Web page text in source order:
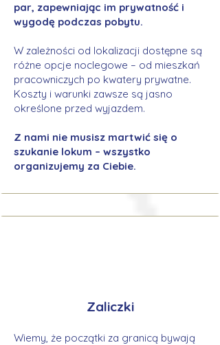
par, zapewniając im prywatność i
wygodę podczas pobytu.
W zależności od lokalizacji dostępne są
różne opcje noclegowe – od mieszkań
pracowniczych po kwatery prywatne.
Koszty i warunki zawsze są jasno
określone przed wyjazdem.
Z nami nie musisz martwić się o
szukanie lokum – wszystko
organizujemy za Ciebie.
Zaliczki
Wiemy, że początki za granicą bywają